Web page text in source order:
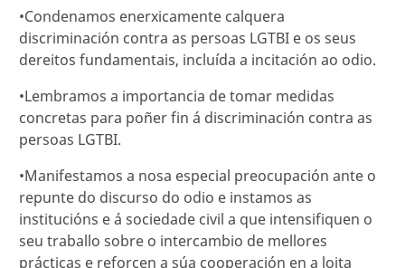
•Condenamos enerxicamente calquera
discriminación contra as persoas LGTBI e os seus
dereitos fundamentais, incluída a incitación ao odio.
•Lembramos a importancia de tomar medidas
concretas para poñer fin á discriminación contra as
persoas LGTBI.
•Manifestamos a nosa especial preocupación ante o
repunte do discurso do odio e instamos as
institucións e á sociedade civil a que intensifiquen o
seu traballo sobre o intercambio de mellores
prácticas e reforcen a súa cooperación en a loita